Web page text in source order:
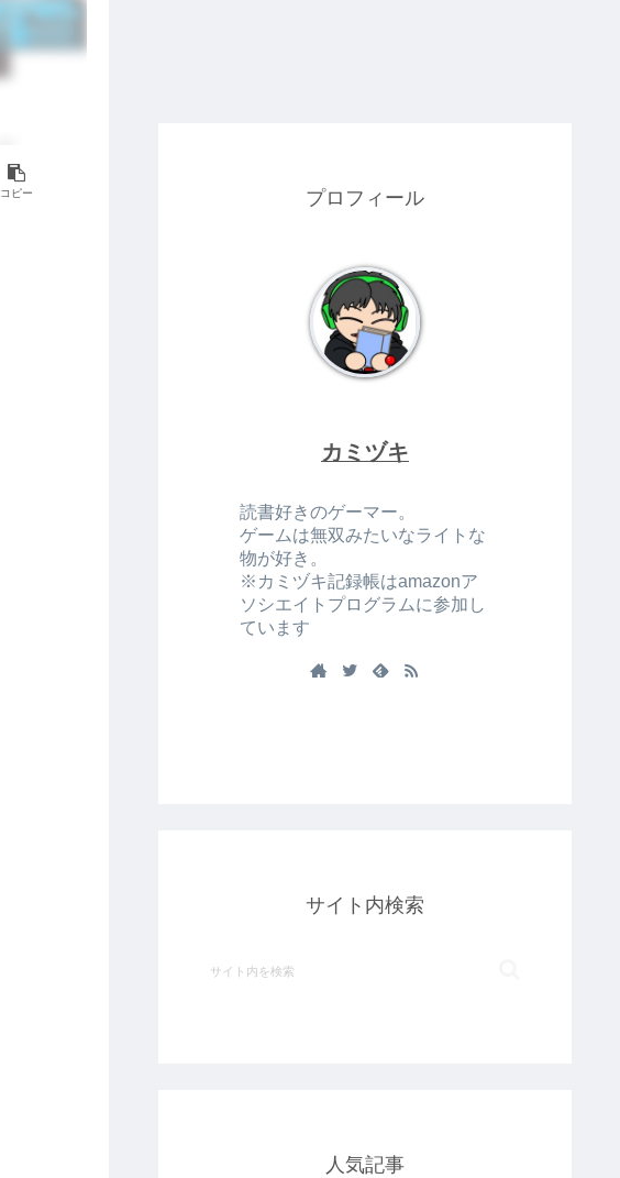
コピー プロフィール
カミヅキ
読書好きのゲーマー。
ゲームは無双みたいなライトな
物が好き。
※カミヅキ記録帳はamazonア
ソシエイトプログラムに参加し
ています
サイト内検索
人気記事